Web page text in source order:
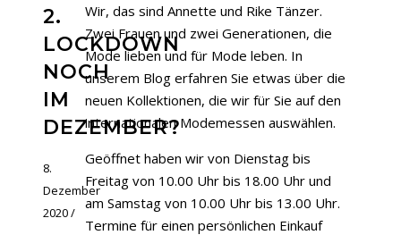
2.
LOCKDOWN
NOCH
IM
DEZEMBER?
8.
Dezember
2020/
Wir, das sind Annette und Rike Tänzer.
Zwei Frauen und zwei Generationen, die
Mode lieben und für Mode leben. In
unserem Blog erfahren Sie etwas über die
neuen Kollektionen, die wir für Sie auf den
internationalen Modemessen auswählen.
Geöffnet haben wir von Dienstag bis
Freitag von 10.00 Uhr bis 18.00 Uhr und
am Samstag von 10.00 Uhr bis 13.00 Uhr.
Termine für einen persönlichen Einkauf